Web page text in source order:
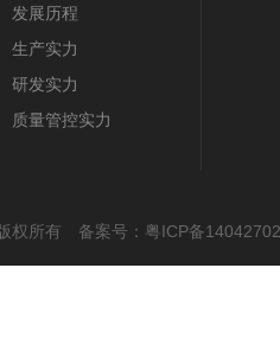
发展历程
生产实力
研发实力
质量管控实力
权所有 备案号： 粤ICP备